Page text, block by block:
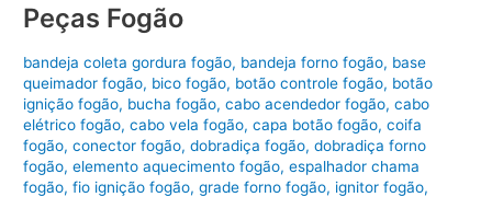
Peças Fogão
bandeja coleta gordura fogão, bandeja forno fogão, base
queimador fogão, bico fogão, botão controle fogão, botão
ignição fogão, bucha fogão,cabo acendedor fogão,cabo
elétrico fogão,cabo vela fogão,capa botão fogão,coifa
fogão,conector fogão,dobradiça fogão,dobradiça forno
fogão,elemento aquecimento fogão,espalhador chama
fogão,fio ignição fogão,grade forno fogão, ignitor fogão,